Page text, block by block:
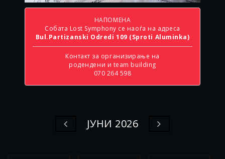
НАПОМЕНА
Собата Lost Symphony се наоѓа на адреса
Bul.Partizanski Odredi 109 (Sproti Aluminka)
Контакт за организирање на
родендени и team building
070 264 598
ЈУНИ 2026